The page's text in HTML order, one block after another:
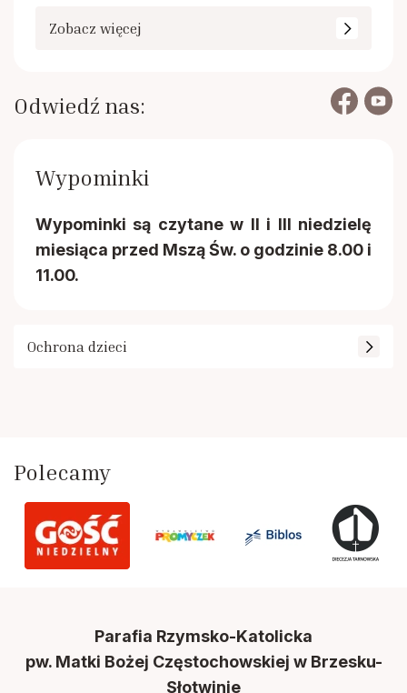
Zobacz więcej
Odwiedź nas:
Wypominki
Wypominki są czytane w II i III niedzielę
miesiąca przed Mszą Św. o godzinie 8.00 i
11.00.
Ochrona dzieci
Polecamy
Parafia Rzymsko-Katolicka
pw. Matki Bożej Częstochowskiej w Brzesku-
Słotwinie